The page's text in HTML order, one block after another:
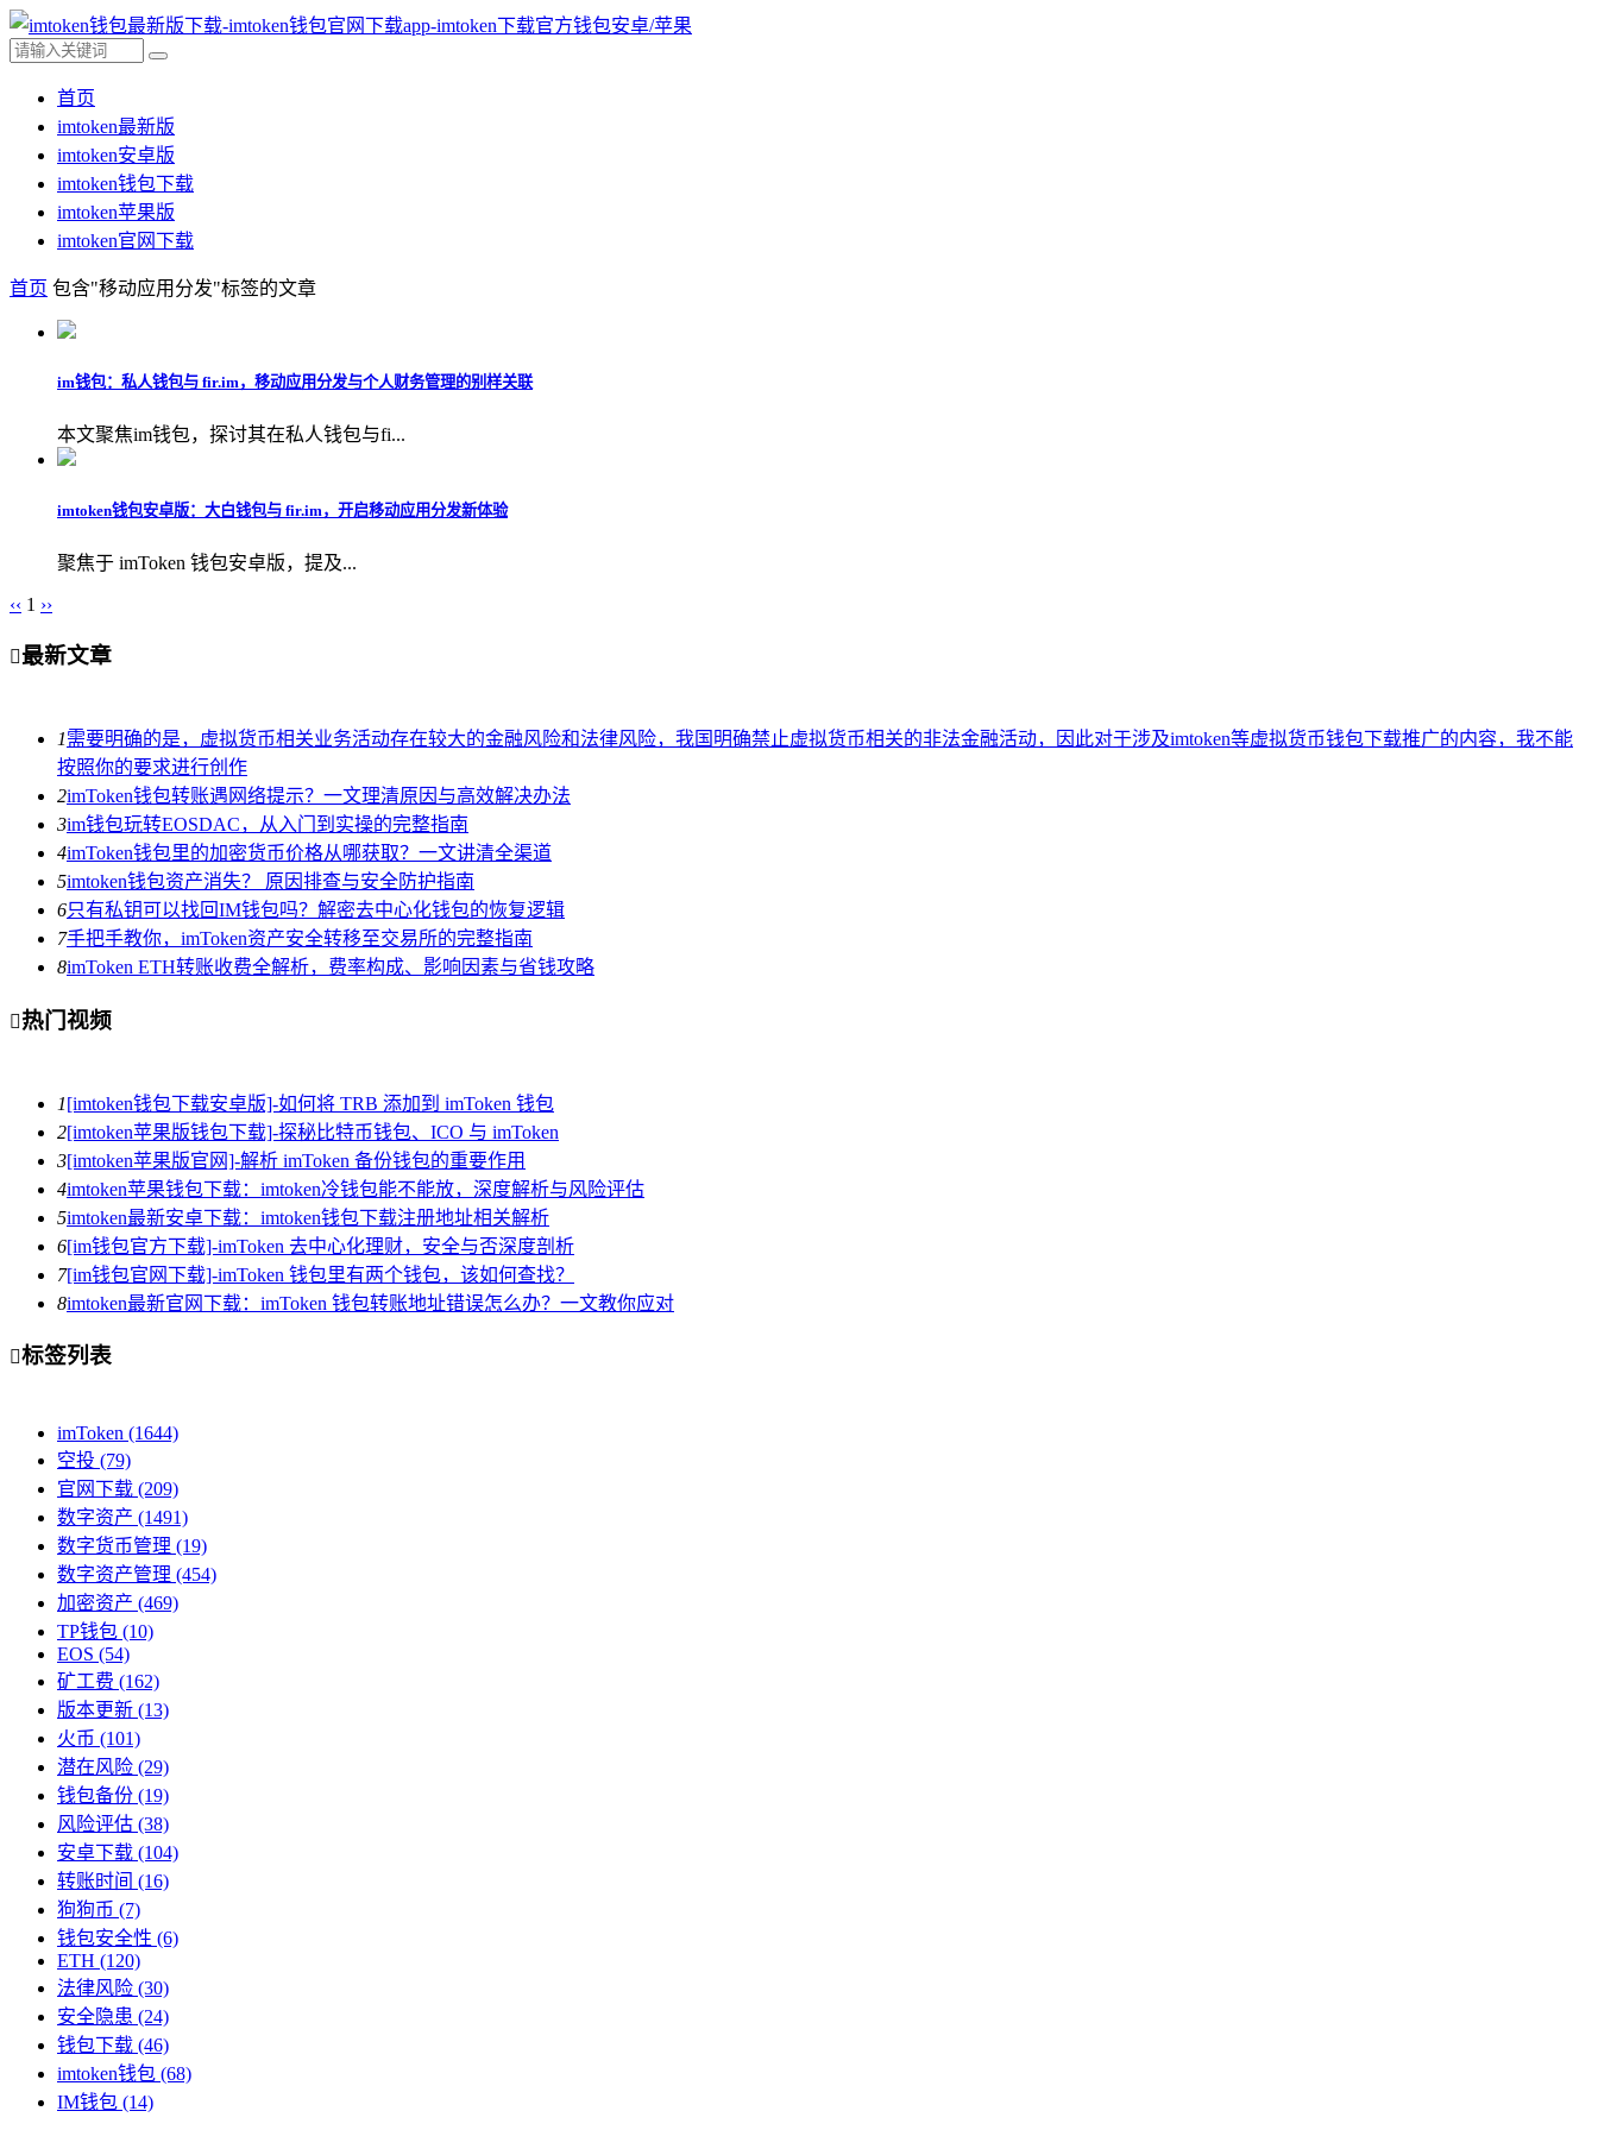
首页
imtoken最新版
imtoken安卓版
imtoken钱包下载
imtoken苹果版
imtoken官网下载
首页 包含"移动应用分发"标签的文章
im钱包：私人钱包与 fir.im，移动应用分发与个人财务管理的别样关联
本文聚焦im钱包，探讨其在私人钱包与fi...
imtoken钱包安卓版：大白钱包与 fir.im，开启移动应用分发新体验
聚焦于 imToken 钱包安卓版，提及...
‹‹ 1 ››
最新文章
1需要明确的是，虚拟货币相关业务活动存在较大的金融风险和法律风险，我国明确禁止虚拟货币相关的非法金融活动，因此对于涉及imtoken等虚拟货币钱包下载推广的内容，我不能
按照你的要求进行创作
2imToken钱包转账遇网络提示？一文理清原因与高效解决办法
3im钱包玩转EOSDAC，从入门到实操的完整指南
4imToken钱包里的加密货币价格从哪获取？一文讲清全渠道
5imtoken钱包资产消失？ 原因排查与安全防护指南
6只有私钥可以找回IM钱包吗？解密去中心化钱包的恢复逻辑
7手把手教你，imToken资产安全转移至交易所的完整指南
8imToken ETH转账收费全解析，费率构成、影响因素与省钱攻略
热门视频
1[imtoken钱包下载安卓版]-如何将 TRB 添加到 imToken 钱包
2[imtoken苹果版钱包下载]-探秘比特币钱包、ICO 与 imToken
3[imtoken苹果版官网]-解析 imToken 备份钱包的重要作用
4imtoken苹果钱包下载：imtoken冷钱包能不能放，深度解析与风险评估
5imtoken最新安卓下载：imtoken钱包下载注册地址相关解析
6[im钱包官方下载]-imToken 去中心化理财，安全与否深度剖析
7[im钱包官网下载]-imToken 钱包里有两个钱包，该如何查找？
8imtoken最新官网下载：imToken 钱包转账地址错误怎么办？一文教你应对
标签列表
imToken (1644)
空投 (79)
官网下载 (209)
数字资产 (1491)
数字货币管理 (19)
数字资产管理 (454)
加密资产 (469)
TP钱包 (10)
EOS (54)
矿工费 (162)
版本更新 (13)
火币 (101)
潜在风险 (29)
钱包备份 (19)
风险评估 (38)
安卓下载 (104)
转账时间 (16)
狗狗币 (7)
钱包安全性 (6)
ETH (120)
法律风险 (30)
安全隐患 (24)
钱包下载 (46)
imtoken钱包 (68)
IM钱包 (14)